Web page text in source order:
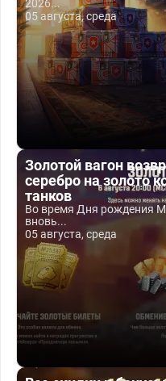
2026...
05 августа, среда
Золотой вагон
серебро на золото
танков
Во время Дня рождения
вновь...
05 августа, среда